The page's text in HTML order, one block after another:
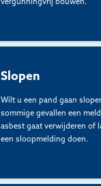
Slopen
Wilt u een pand gaan
sommige gevallen een
asbest gaat verwijderen of
een sloopmelding doen.